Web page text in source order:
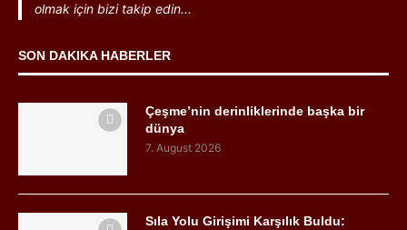
olmak için bizi takip edin...
SON DAKIKA HABERLER
Çeşme’nin derinliklerinde başka bir
dünya
7. August 2026
Sıla Yolu Girişimi Karşılık Buldu: